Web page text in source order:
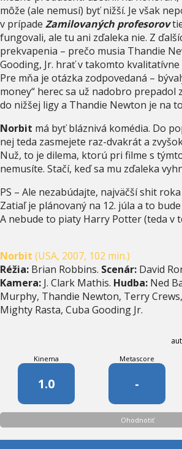
môže (ale nemusí) byť nižší. Je však
v prípade Zamilovaných profesorov
fungovali, ale tu ani zďaleka nie. Z
prekvapenia – prečo musia Thandie
Gooding, Jr. hrať v takomto
Pre mňa je otázka zodpovedaná –
money“ herec sa už nadobro prepadol
do nižšej ligy a Thandie Newton je na
Norbit má byť bláznivá komédia. Do
nej teda zasmejete raz-dvakrát a
Nuž, to je dilema, ktorú pri filme s
nemusíte. Stačí, keď sa mu zďaleka
PS – Ale nezabúdajte, najväčší shit
Zatiaľ je plánovaný na 12. júla a to bude
A nebude to piaty Harry Potter (teda v
Norbit (USA, 2007, 102 min.)
Réžia: Brian Robbins. Scenár: David
Kamera: J. Clark Mathis. Hudba: Ned
Murphy, Thandie Newton, Terry
Mighty Rasta, Cuba Gooding Jr.
Kinema
1.0
Metascore
-
Ohodnotiť